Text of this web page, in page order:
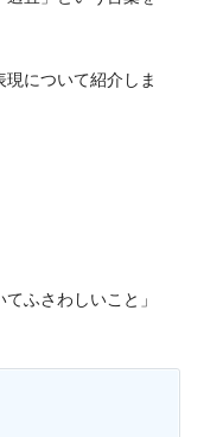
について紹介しま
ふさわしいこと」